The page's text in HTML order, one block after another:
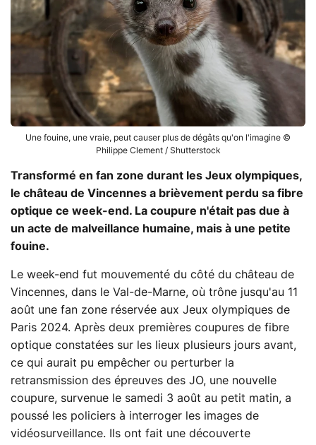
Une fouine, une vraie, peut causer plus de dégâts qu'on l'imagine ©
Philippe Clement / Shutterstock
Transformé en fan zone durant les Jeux olympiques,
le château de Vincennes a brièvement perdu sa fibre
optique ce week-end. La coupure n'était pas due à
un acte de malveillance humaine, mais à une petite
fouine.
Le week-end fut mouvementé du côté du château de
Vincennes, dans le Val-de-Marne, où trône jusqu'au 11
août une fan zone réservée aux Jeux olympiques de
Paris 2024. Après deux premières coupures de fibre
optique constatées sur les lieux plusieurs jours avant,
ce qui aurait pu empêcher ou perturber la
retransmission des épreuves des JO, une nouvelle
coupure, survenue le samedi 3 août au petit matin, a
poussé les policiers à interroger les images de
vidéosurveillance. Ils ont fait une découverte